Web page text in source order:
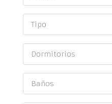
Tipo
Dormitorios
Baños